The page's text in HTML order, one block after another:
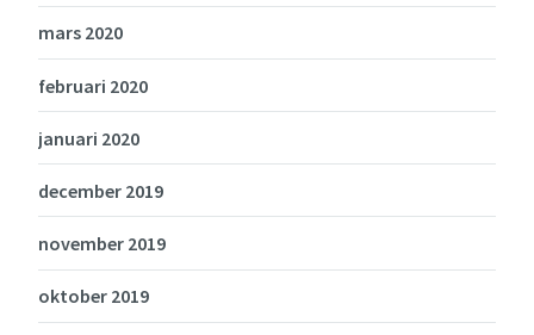
mars 2020
februari 2020
januari 2020
december 2019
november 2019
oktober 2019